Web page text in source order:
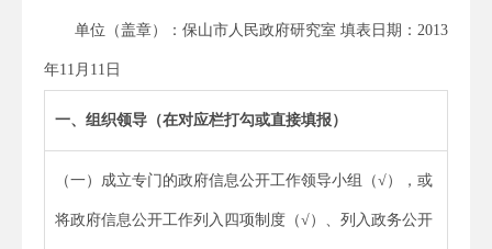
单位（盖章）：保山市人民政府研究室 填表日期：2013
年11月11日
一、组织领导（在对应栏打勾或直接填报）
（一）成立专门的政府信息公开工作领导小组（√），或
将政府信息公开工作列入四项制度（√）、列入政务公开